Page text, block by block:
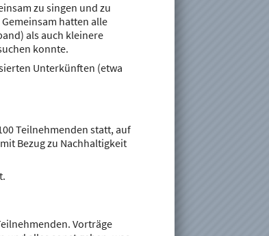
zu singen und zu
hatten alle
als auch kleinere
konnte.
Unterkünften (etwa
Teilnehmenden statt, auf
Bezug zu Nachhaltigkeit
Vorträge